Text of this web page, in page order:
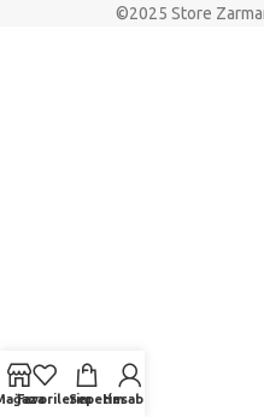
©2025 Store
FavorilerimSepetimHesabım